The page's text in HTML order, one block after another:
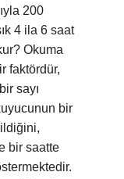
200
4 ila 6 saat
Okuma
faktördür,
sayı
bir
bir saatte